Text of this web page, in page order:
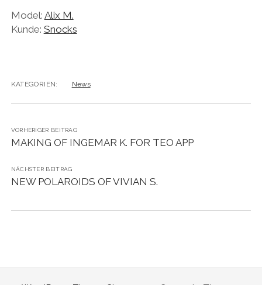
Model: Alix M.
Kunde: Snocks
KATEGORIEN: News
VORHERIGER BEITRAG
MAKING OF INGEMAR K. FOR TEO APP
NÄCHSTER BEITRAG
NEW POLAROIDS OF VIVIAN S.